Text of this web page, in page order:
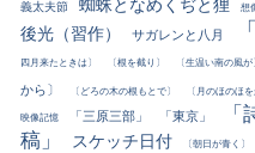
義太夫節 蜘蛛となめくぢと狸 想
後光（習作）
サガレンと八月
四月来たときは〕 〔根を截り〕 〔生温い南の風が
から〕
〔どろの木の根もとで〕 〔月のほのほ
映像記憶 「三原三部」 「東京」 「
稿」
スケッチ日付 〔朝日が青く〕